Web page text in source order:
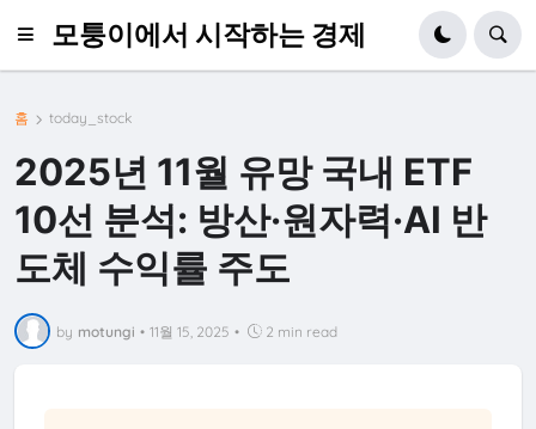
모퉁이에서 시작하는 경제
홈 today_stock
2025년 11월 유망 국내 ETF
10선 분석: 방산·원자력·AI 반
도체 수익률 주도
by motungi • 11월 15, 2025 • 2 min read